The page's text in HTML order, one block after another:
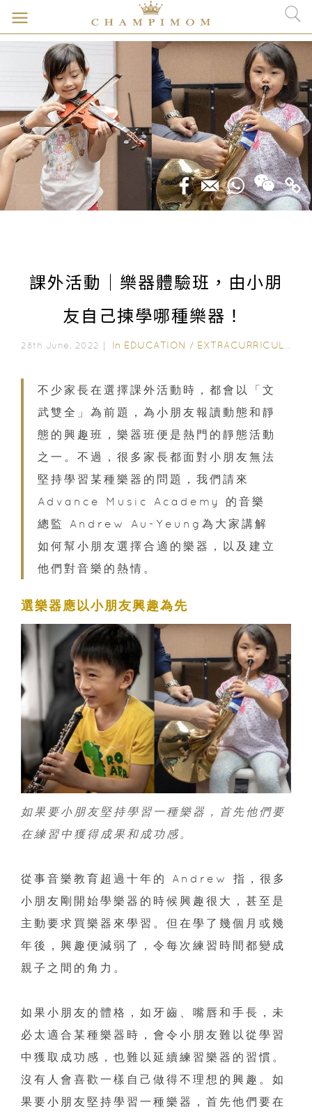
課外活動｜樂器體驗班，由小朋
友自己揀學哪種樂器！
28th June, 2022｜ In EDUCATION / EXTRACURRICULAR ACTIVITIES
不少家長在選擇課外活動時，都會以「文
武雙全」為前題，為小朋友報讀動態和靜
態的興趣班，樂器班便是熱門的靜態活動
之一。不過，很多家長都面對小朋友無法
堅持學習某種樂器的問題，我們請來
Advance Music Academy 的音樂
總監 Andrew Au-Yeung為大家講解
如何幫小朋友選擇合適的樂器，以及建立
他們對音樂的熱情。
選樂器應以小朋友興趣為先
如果要小朋友堅持學習一種樂器，首先他們要
在練習中獲得成果和成功感。
從事音樂教育超過十年的 Andrew 指，很多
小朋友剛開始學樂器的時候興趣很大，甚至是
主動要求買樂器來學習。但在學了幾個月或幾
年後，興趣便減弱了，令每次練習時間都變成
親子之間的角力。
如果小朋友的體格，如牙齒、嘴唇和手長，未
必太適合某種樂器時，會令小朋友難以從學習
中獲取成功感，也難以延續練習樂器的習慣。
沒有人會喜歡一樣自己做得不理想的興趣。如
果要小朋友堅持學習一種樂器，首先他們要在